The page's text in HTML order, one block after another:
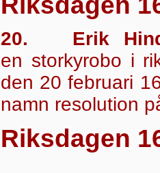
20. Erik
en storkyrobo i
den 20 februari
namn resolution
Riksdagen